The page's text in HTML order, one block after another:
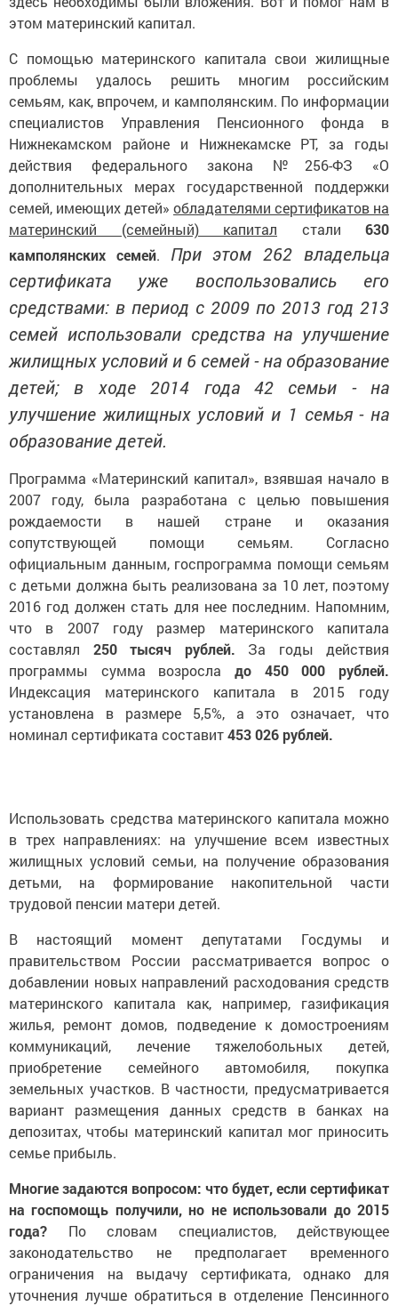
этом материнский капитал.
С помощью материнского капитала свои жилищные
проблемы удалось решить многим российским
семьям, как, впрочем, и камполянским. По информации
специалистов Управления Пенсионного фонда в
Нижнекамском районе и Нижнекамске РТ, за годы
действия федерального закона №256-ФЗ «О
дополнительных мерах государственной поддержки
семей, имеющих детей» обладателями сертификатов на
материнский (семейный) капитал стали 630
камполянских семей. При этом 262 владельца
сертификата уже воспользовались его
средствами: в период с 2009 по 2013 год 213
семей использовали средства на улучшение
жилищных условий и 6 семей - на образование
детей; в ходе 2014 года 42 семьи - на
улучшение жилищных условий и 1 семья - на
образование детей.
Программа «Материнский капитал», взявшая начало в
2007 году, была разработана с целью повышения
рождаемости в нашей стране и оказания
сопутствующей помощи семьям. Согласно
официальным данным, госпрограмма помощи семьям
с детьми должна быть реализована за 10 лет, поэтому
2016 год должен стать для нее последним. Напомним,
что в 2007 году размер материнского капитала
составлял 250 тысяч рублей. За годы действия
программы сумма возросла до 450 000 рублей.
Индексация материнского капитала в 2015 году
установлена в размере 5,5%, а это означает, что
номинал сертификата составит453 026 рублей.
Использовать средства материнского капитала можно
в трех направлениях: на улучшение всем известных
жилищных условий семьи, на получение образования
детьми, на формирование накопительной части
трудовой пенсии матери детей.
В настоящий момент депутатами Госдумы и
правительством России рассматривается вопрос о
добавлении новых направлений расходования средств
материнского капитала как, например, газификация
жилья, ремонт домов, подведение к домостроениям
коммуникаций, лечение тяжелобольных детей,
приобретение семейного автомобиля, покупка
земельных участков. В частности, предусматривается
вариант размещения данных средств в банках на
депозитах, чтобы материнский капитал мог приносить
семье прибыль.
Многие задаются вопросом: что будет, если сертификат
на госпомощь получили, но не использовали до 2015
года? По словам специалистов, действующее
законодательство не предполагает временного
ограничения на выдачу сертификата, однако для
уточнения лучше обратиться в отделение Пенсинного